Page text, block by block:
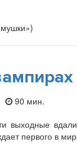
90 мин.
выходные
первого в